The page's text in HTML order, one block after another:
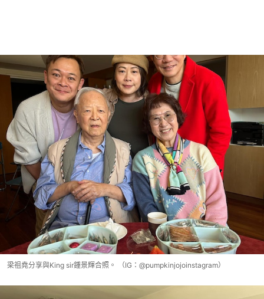
梁祖堯分享與King sir鍾景輝合照。 （IG：@pumpkinjojoinstagram）